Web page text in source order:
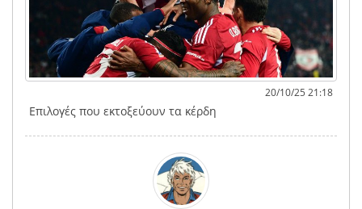
20/10/25 21:18
Επιλογές που εκτοξεύουν τα κέρδη